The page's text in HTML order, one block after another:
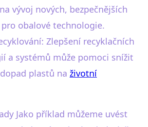
vývoj nových, bezpečnějších
obalové technologie.
Zlepšení recyklačních
a systémů může pomoci snížit
plastů na životní
Jako příklad můžeme uvést